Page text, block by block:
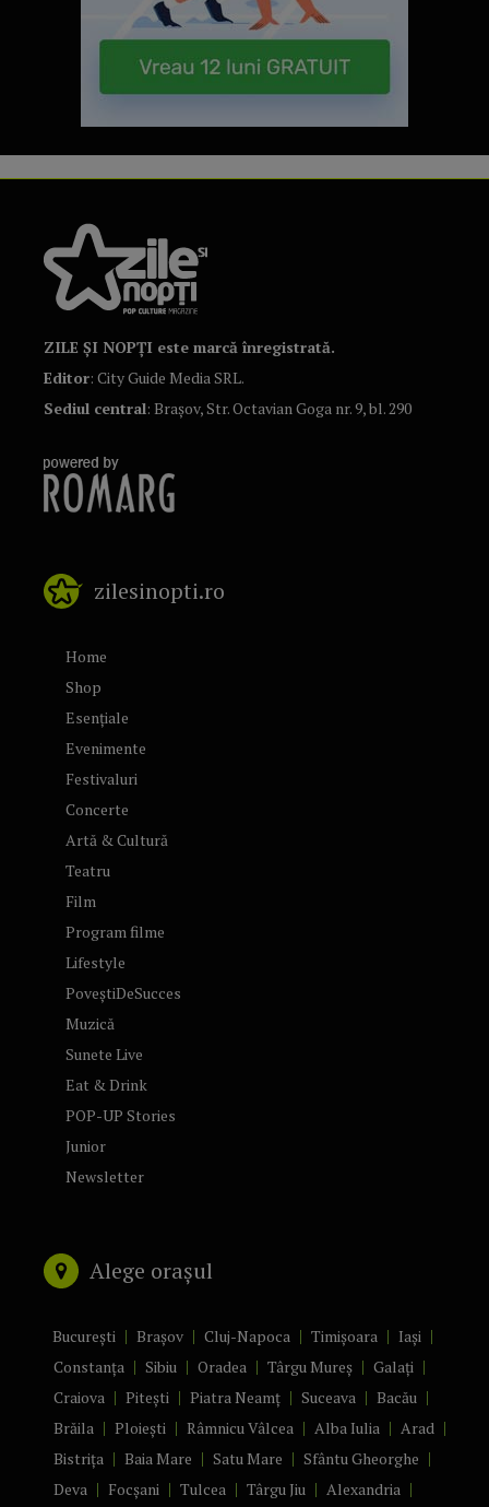
ZILE ȘI NOPȚI este marcă înregistrată.
Editor: City Guide Media SRL.
Sediul central: Brașov, Str. Octavian Goga nr. 9, bl. 290
zilesinopti.ro
Home
Shop
Esențiale
Evenimente
Festivaluri
Concerte
Artă & Cultură
Teatru
Film
Program filme
Lifestyle
PoveștiDeSucces
Muzică
Sunete Live
Eat & Drink
POP-UP Stories
Junior
Newsletter
Alege orașul
București Brașov Cluj-Napoca Timișoara
Iași
Constanța
Sibiu Oradea Târgu Mureș
Galați
Craiova
Pitești Piatra Neamț Suceava
Bacău
Brăila
Ploiești Râmnicu Vâlcea Alba Iulia
Arad
Bistrița
Baia Mare Satu Mare
Sfântu Gheorghe
Deva
Focșani Tulcea Târgu Jiu
Alexandria